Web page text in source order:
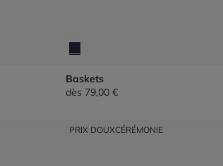
Baskets
dès 79,00 €
PRIX DOUXCÉRÉMONIE